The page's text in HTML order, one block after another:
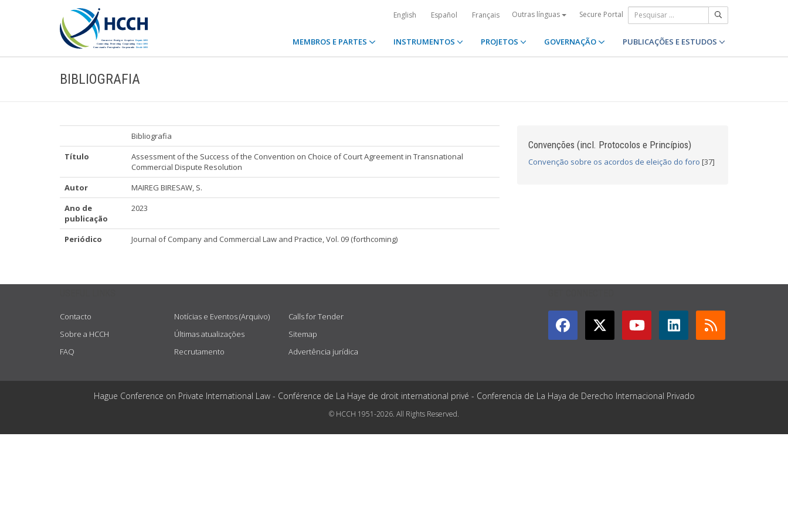
English Español Français Outras línguas Secure Portal
MEMBROS E PARTES INSTRUMENTOS PROJETOS GOVERNAÇÃO PUBLICAÇÕES E ESTUDOS
BIBLIOGRAFIA
Bibliografia
Título
Assessment of the Success of the Convention on Choice of Court Agreement in Transnational
Commercial Dispute Resolution
Autor
MAIREG BIRESAW, S.
Ano de
publicação
2023
Periódico Journal of Company and Commercial Law and Practice, Vol. 09 (forthcoming)
Convenções (incl. Protocolos e Princípios)
Convenção sobre os acordos de eleição do foro [37]
Contacto
Sobre a HCCH
FAQ
Notícias e Eventos (Arquivo)
Últimas atualizações
Recrutamento
Calls for Tender
Sitemap
Advertência jurídica
Hague Conference on Private International Law - Conférence de La Haye de droit international privé - Conferencia de La Haya de Derecho Internacional Privado
© HCCH 1951-2026. All Rights Reserved.